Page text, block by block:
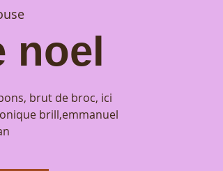
noel
brut de broc, ici
brill,emmanuel